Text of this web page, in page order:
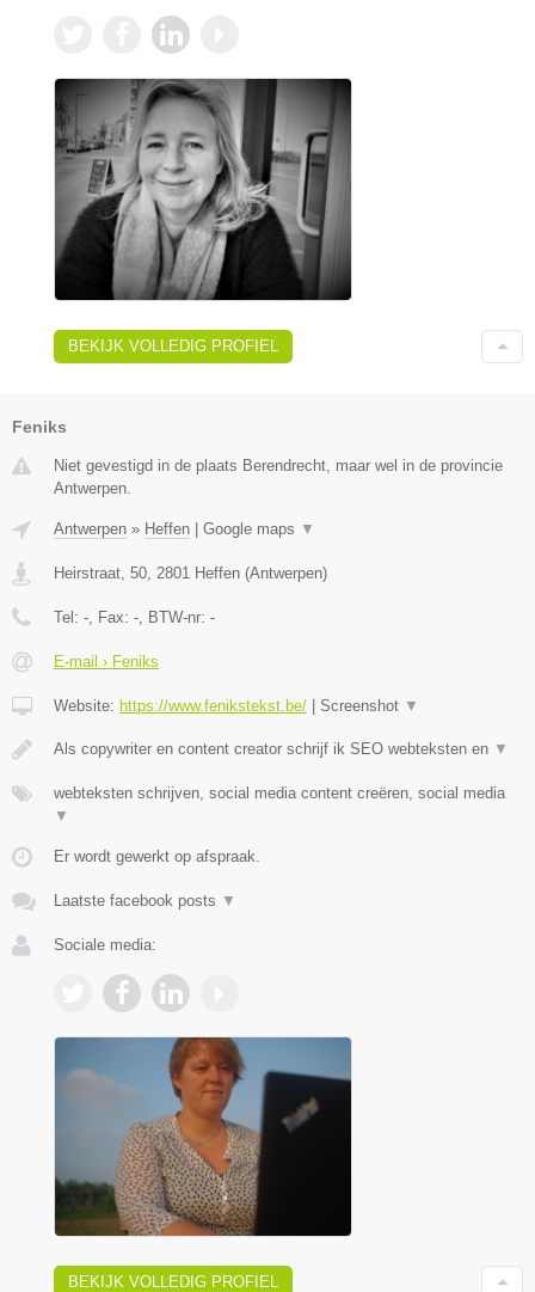
BEKIJK VOLLEDIG PROFIEL
Feniks
Niet gevestigd in de plaats Berendrecht, maar wel in de provincie
Antwerpen.
Antwerpen » Heffen Google maps ▼
Heirstraat, 50, 2801 Heffen (Antwerpen)
Tel: -, Fax: -, BTW-nr: -
E-mail › Feniks
Website: https://www.fenikstekst.be/ Screenshot ▼
Als copywriter en content creator schrijf ik SEO webteksten en ▼
webteksten schrijven, social media content creëren, social media
▼
Er wordt gewerkt op afspraak.
Laatste facebook posts ▼
Sociale media:
BEKIJK VOLLEDIG PROFIEL